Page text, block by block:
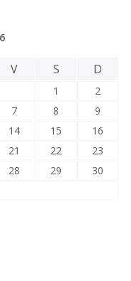
V S D
1
2
7 8
9
14 15
16
21 22
23
28 29
30